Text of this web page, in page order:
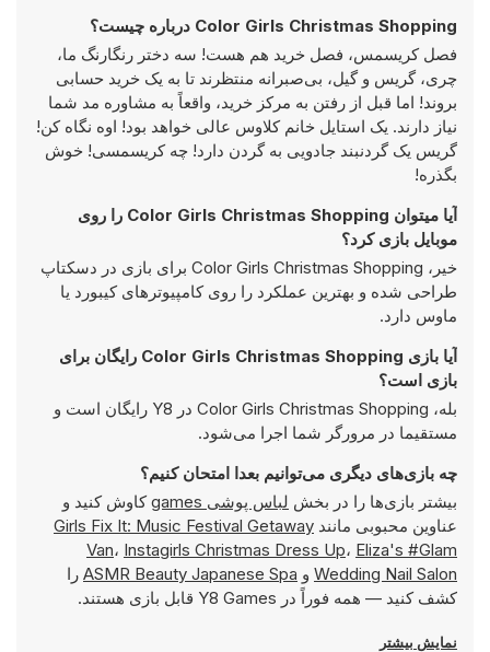
Color Girls Christmas Shopping درباره چیست؟
فصل کریسمس، فصل خرید هم هست! سه دختر رنگارنگ ما،
چری، گریس و گیل، بی‌صبرانه منتظرند تا به یک خرید حسابی
بروند! اما قبل از رفتن به مرکز خرید، واقعاً به مشاوره مد شما
نیاز دارند. یک استایل خانم کلاوس عالی خواهد بود! اوه نگاه کن!
گریس یک گردنبند جادویی به گردن دارد! چه کریسمسی! خوش
بگذره!
آیا میتوان Color Girls Christmas Shopping را روی
موبایل بازی کرد؟
خیر، Color Girls Christmas Shopping برای بازی در دسکتاپ
طراحی شده و بهترین عملکرد را روی کامپیوتر‌های کیبورد یا
ماوس دارد.
آیا بازی Color Girls Christmas Shopping رایگان برای
بازی است؟
بله، Color Girls Christmas Shopping در Y8 رایگان است و
مستقیما در مرورگر شما اجرا می‌شود.
چه بازی‌های دیگری می‌توانیم بعدا امتحان کنیم؟
بیشتر بازی‌ها را در بخش لباس پوشی games
کاوش کنید و
عناوین محبوبی مانند Girls Fix It: Music Festival Getaway
Van، Instagirls Christmas Dress Up، Eliza's #Glam
Wedding Nail Salon و ASMR Beauty Japanese Spa را
کشف کنید — همه فوراً در Y8 Games قابل بازی هستند.
نمایش بیشتر